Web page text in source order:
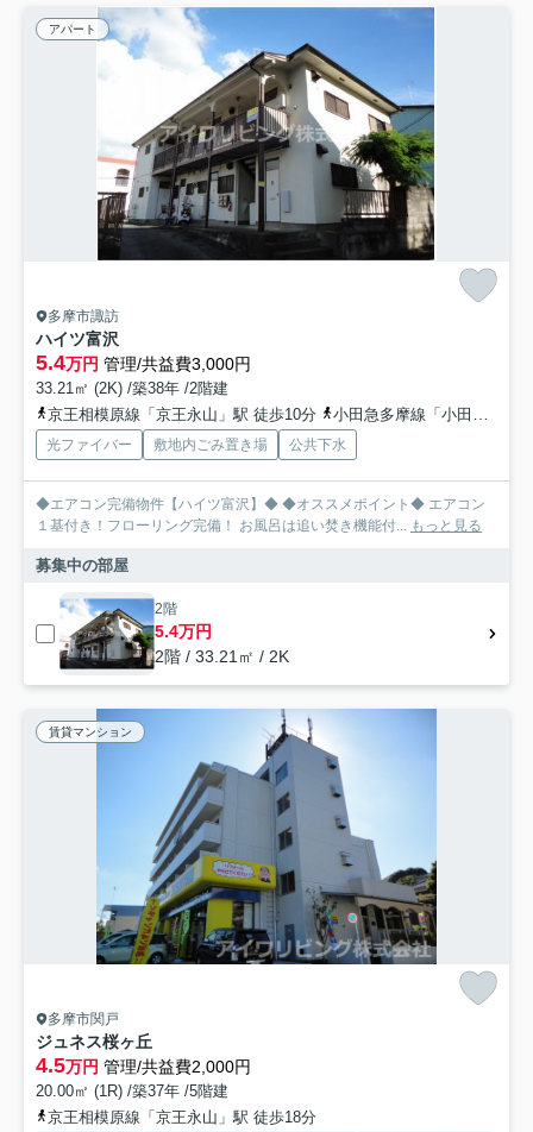
アパート
多摩市諏訪
ハイツ富沢
5.4万円 管理/共益費3,000円
33.21㎡ (2K) /築38年 /2階建
京王相模原線「京王永山」駅 徒歩10分
小田急多摩線「小田急永山」駅 徒歩11分
光ファイバー 敷地内ごみ置き場 公共下水
◆エアコン完備物件【ハイツ富沢】◆ ◆オススメポイント◆ エアコン
１基付き！フローリング完備！ お風呂は追い焚き機能付... もっと見る
募集中の部屋
2階
5.4万円
2階 / 33.21㎡ / 2K
賃貸マンション
多摩市関戸
ジュネス桜ヶ丘
4.5万円 管理/共益費2,000円
20.00㎡ (1R) /築37年 /5階建
京王相模原線「京王永山」駅 徒歩18分